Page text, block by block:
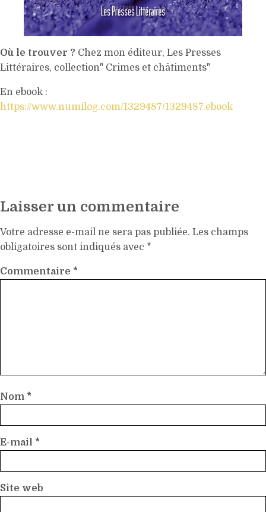
Où le trouver ? Chez mon éditeur, Les Presses
Littéraires, collection" Crimes et châtiments"
En ebook :
https://www.numilog.com/1329487/1329487.ebook
Laisser un commentaire
Votre adresse e-mail ne sera pas publiée. Les champs
obligatoires sont indiqués avec *
Commentaire *
Nom *
E-mail *
Site web